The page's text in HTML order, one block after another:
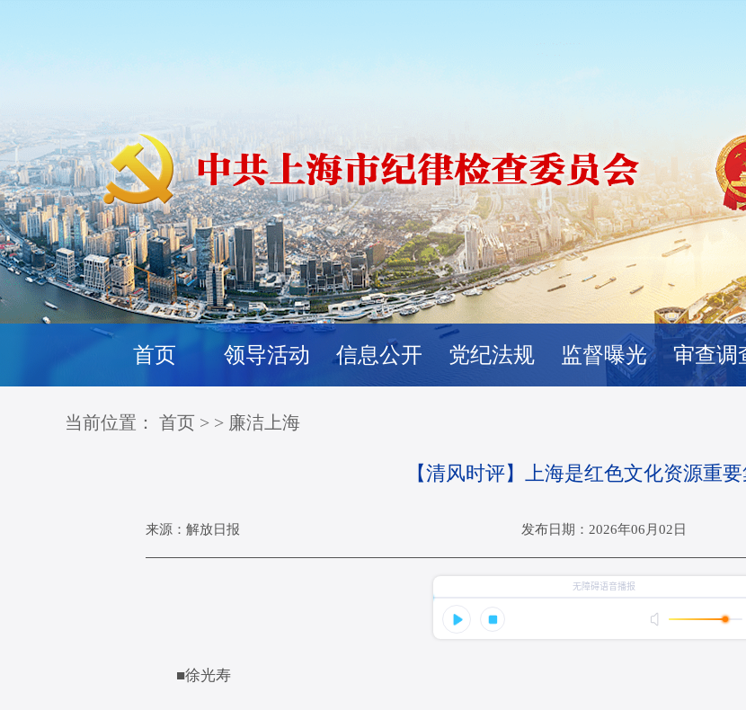
首页 领导活动 信息公开 党纪法规 监督曝光 审查调
当前位置： 首页 > > 廉洁上海
【清风时评】上海是红色文化资源重
来源：解放日报 发布日期：2026年06月02日
■徐光寿